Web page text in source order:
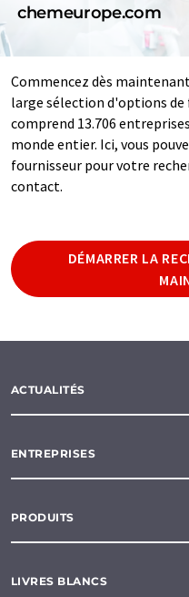
chemeurope.com
Commencez dès
large sélection d'options de
comprend 13.706
monde entier. Ici, vous
fournisseur pour votre
contact.
DÉMARRER LA
ACTUALITÉS
ENTREPRISES
PRODUITS
LIVRES BLANCS